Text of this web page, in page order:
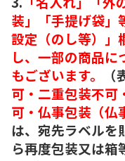
装」「手提げ袋」
設定（のし等）」
し、一部の商品
もございます。
（
可・二重包装不可
可・仏事包装（仏
は、宛先ラベルを
ら再度包装又は箱